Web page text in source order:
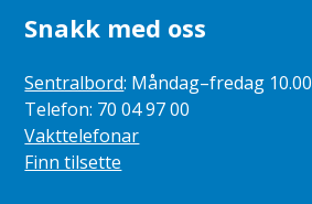
Snakk med oss
Sentralbord: Måndag–fredag
Telefon: 70 04 97 00
Vakttelefonar
Finn tilsette